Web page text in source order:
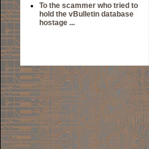
To the scammer who tried to
hold the vBulletin database
hostage ...